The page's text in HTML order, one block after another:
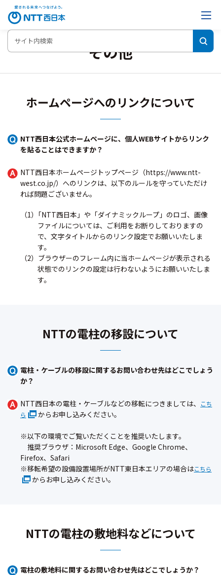
その他
ホームページへのリンクについて
NTT西日本公式ホームページに、個人WEBサイトからリンク
を貼ることはできますか？
NTT西日本ホームページトップページ（https://www.ntt-
west.co.jp/）へのリンクは、以下のルールを守っていただけ
れば問題ございません。
（1）｢NTT西日本」や「ダイナミックループ」のロゴ、画像
ファイルについては、ご利用をお断りしておりますの
で、文字タイトルからのリンク設定でお願いいたしま
す。
（2）ブラウザーのフレーム内に当ホームページが表示される
状態でのリンクの設定は行わないようにお願いいたしま
す。
NTTの電柱の移設について
電柱・ケーブルの移設に関するお問い合わせ先はどこでしょう
か？
NTT西日本の電柱・ケーブルなどの移転につきましては、
こち
ら
からお申し込みください。
※以下の環境でご覧いただくことを推奨いたします。
推奨ブラウザ：Microsoft Edge、Google Chrome、
Firefox、Safari
※移転希望の設備設置場所がNTT東日本エリアの場合はこちら
からお申し込みください。
NTTの電柱の敷地料などについて
電柱の敷地料に関するお問い合わせ先はどこでしょうか？